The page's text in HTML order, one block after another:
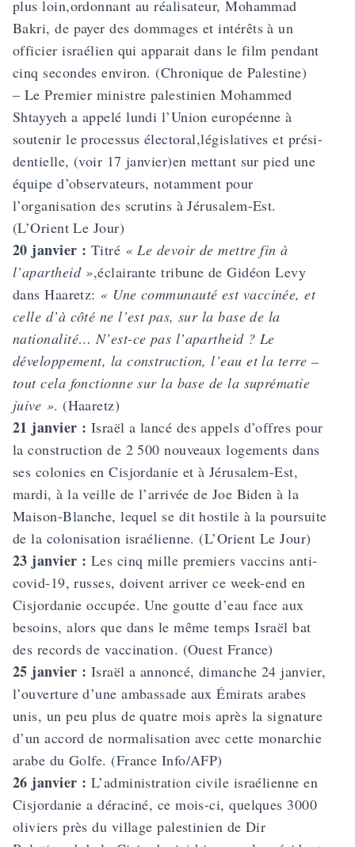
plus loin,ordonnant au réalisateur, Mohammad
Bakri, de payer des dommages et intérêts à un
officier israélien qui apparait dans le film pendant
cinq secondes environ. (Chronique de Palestine)
– Le Premier ministre palestinien Mohammed
Shtayyeh a appelé lundi l’Union européenne à
soutenir le processus électoral,législatives et prési­
dentielle, (voir 17 janvier)en mettant sur pied une
équipe d’observateurs, notamment pour
l’organisation des scrutins à Jérusalem-Est.
(L’Orient Le Jour)
20 janvier : Titré « Le devoir de mettre fin à
l’apartheid »,éclairante tribune de Gidéon Levy
dans Haaretz: « Une communauté est vaccinée, et
celle d’à côté ne l’est pas, sur la base de la
nationalité… N’est-ce pas l’apartheid ? Le
développement, la construction, l’eau et la terre –
tout cela fonctionne sur la base de la suprématie
juive ». (Haaretz)
21 janvier : Israël a lancé des appels d’offres pour
la construction de 2 500 nouveaux logements dans
ses colonies en Cisjordanie et à Jérusalem-Est,
mardi, à la veille de l’arrivée de Joe Biden à la
Maison-Blanche, lequel se dit hostile à la poursuite
de la colonisation israélienne. (L’Orient Le Jour)
23 janvier : Les cinq mille premiers vaccins anti-
covid-19, russes, doivent arriver ce week-end en
Cisjordanie occupée. Une goutte d’eau face aux
besoins, alors que dans le même temps Israël bat
des records de vaccination. (Ouest France)
25 janvier : Israël a annoncé, dimanche 24 janvier,
l’ouverture d’une ambassade aux Émirats arabes
unis, un peu plus de quatre mois après la signature
d’un accord de normalisation avec cette monar­chie
arabe du Golfe. (France Info/AFP)
26 janvier : L’administration civile israélienne en
Cisjordanie a déraciné, ce mois-ci, quelques 3000
oliviers près du village palestinien de Dir